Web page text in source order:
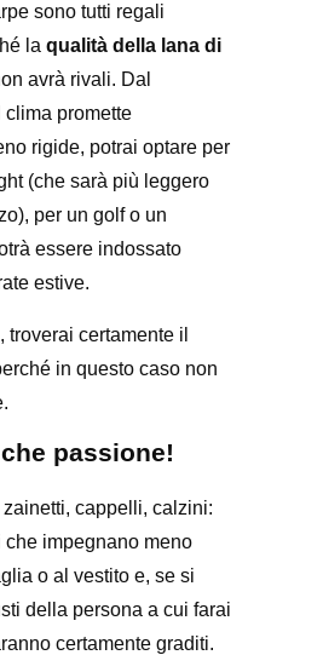
sono tutti regali
la qualità della lana di
avrà rivali. Dal
clima promette
rigide, potrai optare per
(che sarà più leggero
per un golf o un
essere indossato
estive.
troverai certamente il
in questo caso non
passione!
cappelli, calzini:
che impegnano meno
o al vestito e, se si
della persona a cui farai
certamente graditi.